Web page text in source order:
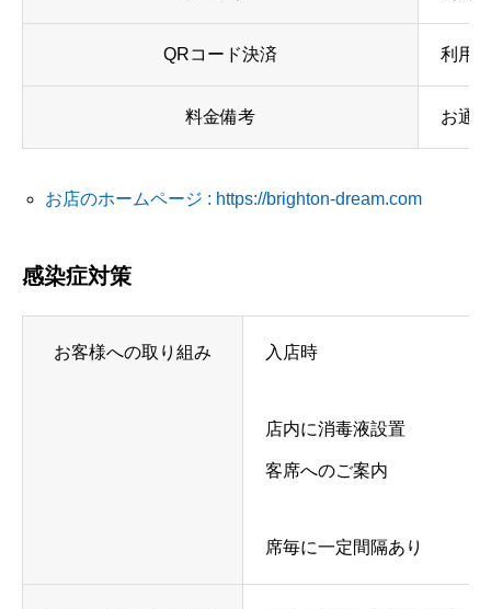
QRコード決済 利用
料金備考 お通
お店のホームページ : https://brighton-dream.com
感染症対策
お客様への取り組み 入店時
店内に消毒液設置
客席へのご案内
席毎に一定間隔あり